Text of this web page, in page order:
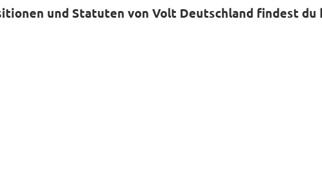
und Statuten von Volt Deutschland findest du